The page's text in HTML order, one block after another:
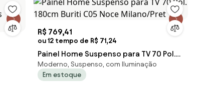
R$ 769,41
ou 12 tempo de R$ 71,24
Painel Home Suspenso para TV 70 Pol.
180cm Buriti C05 Noce Milano/Pret
Moderno, Suspenso, com Iluminação
Em estoque